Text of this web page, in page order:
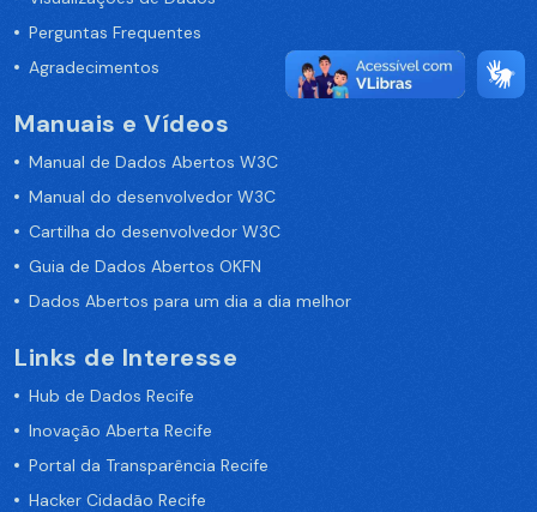
Perguntas Frequentes
Agradecimentos
Manuais e Vídeos
Manual de Dados Abertos W3C
Manual do desenvolvedor W3C
Cartilha do desenvolvedor W3C
Guia de Dados Abertos OKFN
Dados Abertos para um dia a dia melhor
Links de Interesse
Hub de Dados Recife
Inovação Aberta Recife
Portal da Transparência Recife
Hacker Cidadão Recife